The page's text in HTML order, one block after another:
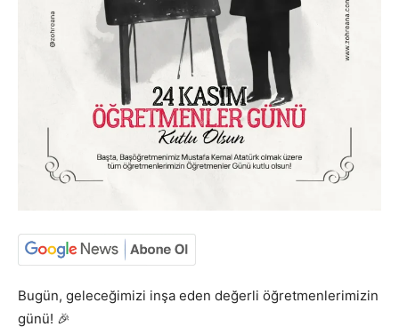
Bugün, geleceğimizi inşa eden değerli öğretmenlerimizin
günü! 🎉